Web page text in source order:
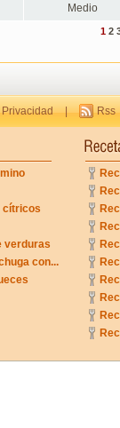
Medio
1 2
| Rss
cítricos
verduras
con...